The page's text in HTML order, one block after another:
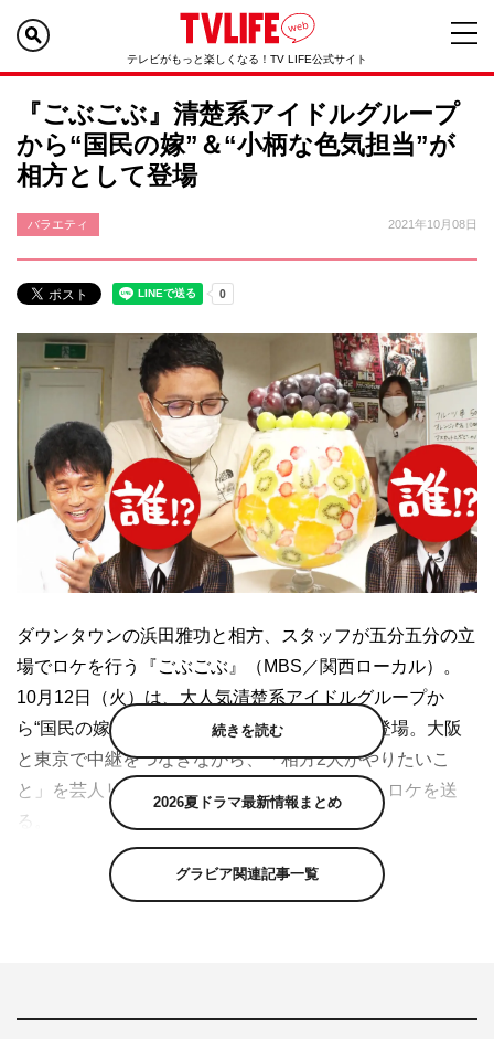
テレビがもっと楽しくなる！TV LIFE公式サイト
『ごぶごぶ』清楚系アイドルグループ
から“国民の嫁”＆“小柄な色気担当”が
相方として登場
バラエティ 2021年10月08日
ダウンタウンの浜田雅功と相方、スタッフが五分五分の立
場でロケを行う『ごぶごぶ』（MBS／関西ローカル）。
10月12日（火）は、大人気清楚系アイドルグループか
ら“国民の嫁”＆“小柄な色気担当”が相方として登場。大阪
と東京で中継をつなぎながら、「相方2人がやりたいこ
と」を芸人リポーターが代わりに行うリモートロケを送
る。
1つ目は“国民の嫁”の相方がやりたいこと「気になってい
るデカ盛りパフェのお店に行きたい！」。「大阪には大き
る。
続きを読む
2026夏ドラマ最新情報まとめ
グラビア関連記事一覧